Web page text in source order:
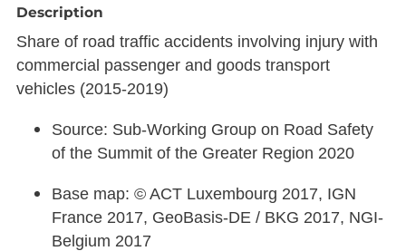
Description
Share of road traffic accidents involving injury with
commercial passenger and goods transport
vehicles (2015-2019)
Source: Sub-Working Group on Road Safety
of the Summit of the Greater Region 2020
Base map: © ACT Luxembourg 2017, IGN
France 2017, GeoBasis-DE / BKG 2017, NGI-
Belgium 2017